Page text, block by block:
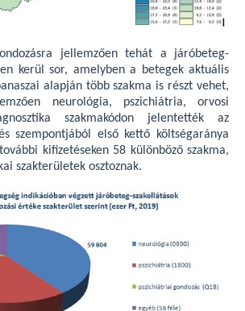
jellemzően tehát a járóbeteg-
kerül sor, amelyben a betegek aktuális
alapján több szakma is részt vehet,
neurológia, pszichiátria, orvosi
szakmakódon jelentették az
szempontjából első kettő költségaránya
kifizetéseken 58 különböző szakma,
szakterületek osztoznak.